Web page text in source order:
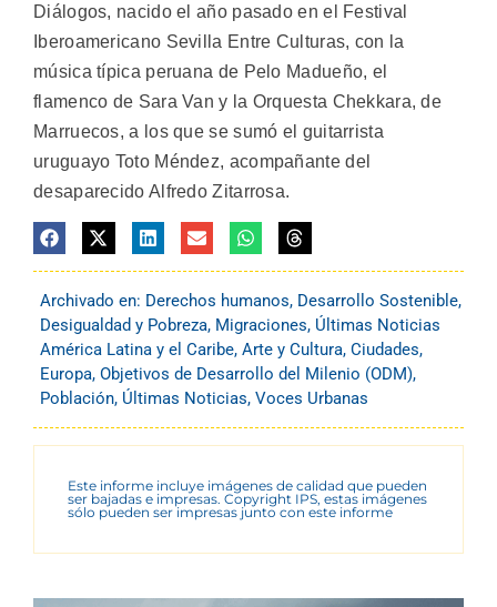
Diálogos, nacido el año pasado en el Festival
Iberoamericano Sevilla Entre Culturas, con la
música típica peruana de Pelo Madueño, el
flamenco de Sara Van y la Orquesta Chekkara, de
Marruecos, a los que se sumó el guitarrista
uruguayo Toto Méndez, acompañante del
desaparecido Alfredo Zitarrosa.
Archivado en: Derechos humanos, Desarrollo Sostenible,
Desigualdad y Pobreza, Migraciones, Últimas Noticias
América Latina y el Caribe, Arte y Cultura, Ciudades,
Europa, Objetivos de Desarrollo del Milenio (ODM),
Población, Últimas Noticias, Voces Urbanas
Este informe incluye imágenes de calidad que pueden
ser bajadas e impresas. Copyright IPS, estas imágenes
sólo pueden ser impresas junto con este informe